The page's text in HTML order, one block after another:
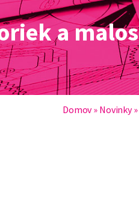
a
Domov» Novinky»